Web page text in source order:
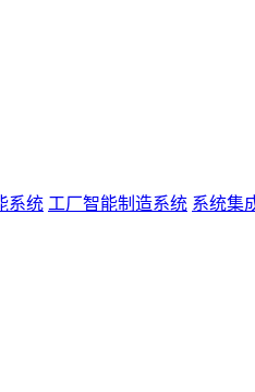
系统 工厂智能制造系统 系统集